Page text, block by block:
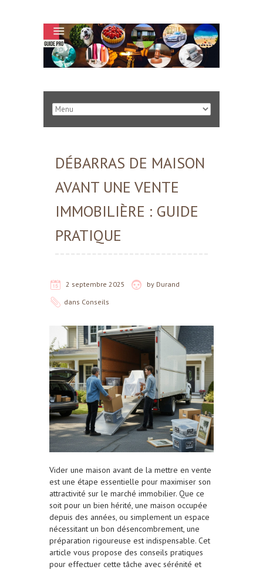
DÉBARRAS DE MAISON
AVANT UNE VENTE
IMMOBILIÈRE : GUIDE
PRATIQUE
2 septembre 2025 by Durand
dans Conseils
Vider une maison avant de la mettre en vente
est une étape essentielle pour maximiser son
attractivité sur le marché immobilier. Que ce
soit pour un bien hérité, une maison occupée
depuis des années, ou simplement un espace
nécessitant un bon désencombrement, une
préparation rigoureuse est indispensable. Cet
article vous propose des conseils pratiques
pour effectuer cette tâche avec sérénité et